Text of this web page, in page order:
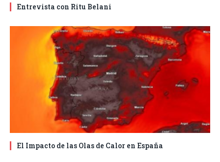
Entrevista con Ritu Belani
El Impacto de las Olas de Calor en España